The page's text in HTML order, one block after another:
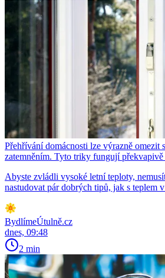
Přehřívání domácnosti lze výrazně omezit
zatemněním. Tyto triky fungují překvapivě
Abyste zvládli vysoké letní teploty,
nastudovat pár dobrých tipů, jak s teplem
BydlímeÚtulně.cz
dnes, 09:48
2 min